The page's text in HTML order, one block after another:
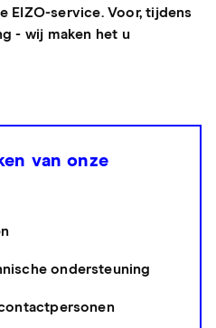
EIZO-service. Voor, tijdens
- wij maken het u
van onze
ondersteuning